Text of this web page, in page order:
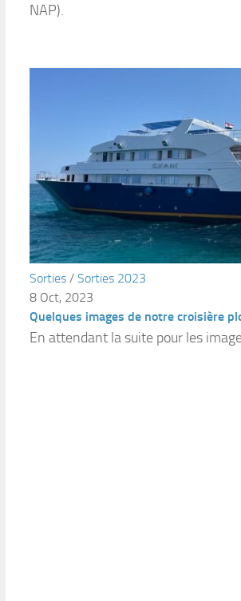
NAP).
Sorties / Sorties 2023
8 Oct, 2023
Quelques images de notre croisière
En attendant la suite pour les